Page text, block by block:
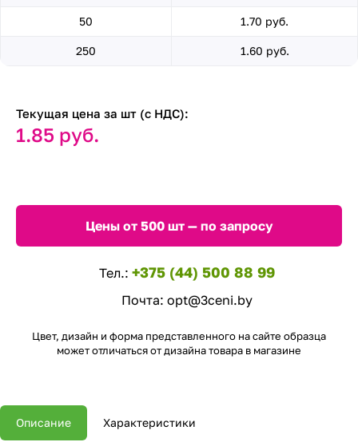
50 1.70 руб.
250 1.60 руб.
Текущая цена за шт (с НДС):
1.85 руб.
Цены от 500 шт — по запросу
Тел.: +375 (44) 500 88 99
Почта: opt@3ceni.by
Цвет, дизайн и форма представленного на сайте образца
может отличаться от дизайна товара в магазине
Описание Характеристики